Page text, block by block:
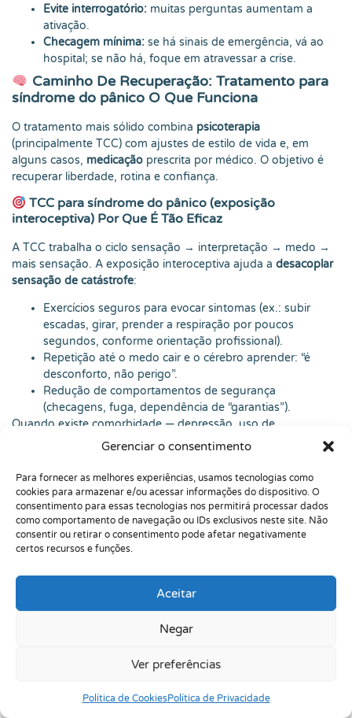
Gerenciar o consentimento
Para fornecer as melhores experiências, usamos tecnologias como
cookies para armazenar e/ou acessar informações do dispositivo. O
consentimento para essas tecnologias nos permitirá processar dados
como comportamento de navegação ou IDs exclusivos neste site. Não
consentir ou retirar o consentimento pode afetar negativamente
certos recursos e funções.
Aceitar
Negar
Ver preferências
Política de CookiesPolítica de Privacidade
Evite interrogatório: muitas perguntas aumentam a
ativação.
Checagem mínima: se há sinais de emergência, vá ao
hospital; se não há, foque em atravessar a crise.
Caminho De Recuperação: Tratamento para
síndrome do pânico O Que Funciona
O tratamento mais sólido combina psicoterapia
(principalmente TCC) com ajustes de estilo de vida e, em
alguns casos, medicação prescrita por médico. O objetivo é
recuperar liberdade, rotina e confiança.
TCC para síndrome do pânico (exposição
interoceptiva) Por Que É Tão Eficaz
A TCC trabalha o ciclo sensação → interpretação → medo →
mais sensação. A exposição interoceptiva ajuda a desacoplar
sensação de catástrofe:
Exercícios seguros para evocar sintomas (ex.: subir
escadas, girar, prender a respiração por poucos
segundos, conforme orientação profissional).
Repetição até o medo cair e o cérebro aprender: “é
desconforto, não perigo”.
Redução de comportamentos de segurança
(checagens, fuga, dependência de “garantias”).
Quando existe comorbidade — depressão, uso de
substâncias, ou até condições clínicas como asma e
integrado. Eu já acompanhei pacientes que melhoraram
muito quando o médico ajustou a medicação da tireoide, e
outros que só avançaram quando reduziram a cafeína e
regularam o sono. Psicoterapia não vive numa bolha; ela
conversa com o corpo inteiro, com a rotina, com o ambiente e
com as relações.
considerar Como Pensar Sem Medo
Medicação pode ser indicada quando as crises são
alta que impede o engajamento na terapia. Em geral,
podem ser usados em situações específicas,